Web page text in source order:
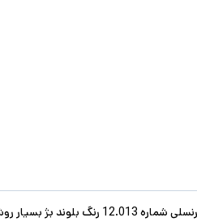
بژ بسیار روشن حجم 120 میلی لیتر